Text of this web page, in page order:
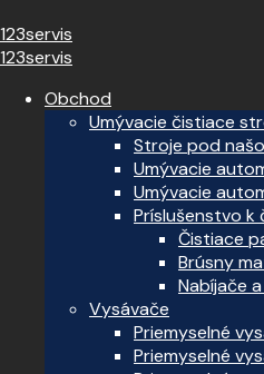
123servis
123servis
Obchod
Umývacie čistiace
Stroje pod
Umývacie
Umývacie
Príslušenstvo k
Čistiace
Brúsny
Nabíjače
Vysávače
Priemyselné
Priemyselné